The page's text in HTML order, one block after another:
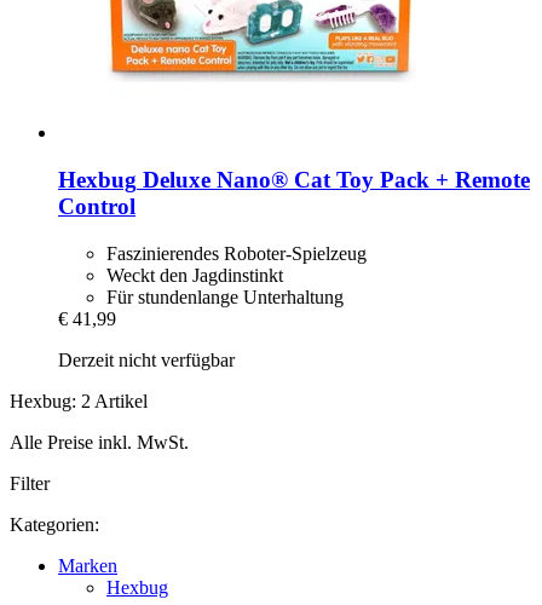
Hexbug Deluxe Nano® Cat Toy Pack + Remote
Control
Faszinierendes Roboter-Spielzeug
Weckt den Jagdinstinkt
Für stundenlange Unterhaltung
€ 41,99
Derzeit nicht verfügbar
Hexbug: 2 Artikel
Alle Preise inkl. MwSt.
Filter
Kategorien:
Marken
Hexbug